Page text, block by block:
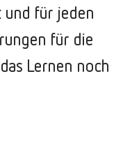
und für jeden
für die
Lernen noch